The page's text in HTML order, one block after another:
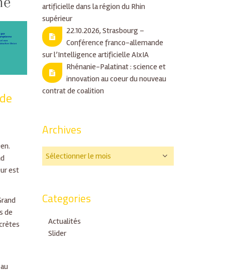
est
de
artificielle dans la région du Rhin
supérieur
22.10.2026, Strasbourg –
Conférence franco-allemande
sur l’Intelligence artificielle AIxIA
Rhénanie-Palatinat : science et
innovation au coeur du nouveau
contrat de coalition
Archives
Categories
Actualités
Slider